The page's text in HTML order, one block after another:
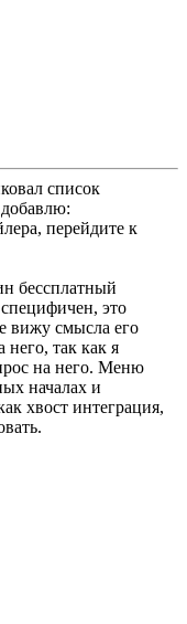
список
перейдите к
бессплатный
это
вижу смысла его
него, так как я
на него. Меню
началах и
хвост интеграция,